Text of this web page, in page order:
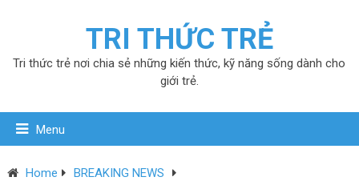
TRI THỨC TRẺ
Tri thức trẻ nơi chia sẻ những kiến thức, kỹ năng sống dành cho
giới trẻ.
Menu
Home
BREAKING NEWS